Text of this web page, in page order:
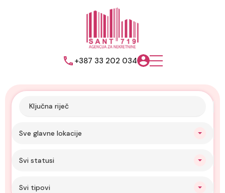
+387 33 202 034
Sve glavne lokacije
Svi statusi
Svi tipovi